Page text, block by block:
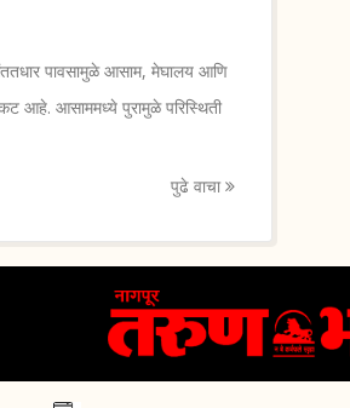
पावसामुळे आसाम, मेघालय आणि
आहे. आसाममध्ये पुरामुळे परिस्थिती
पुढे वाचा